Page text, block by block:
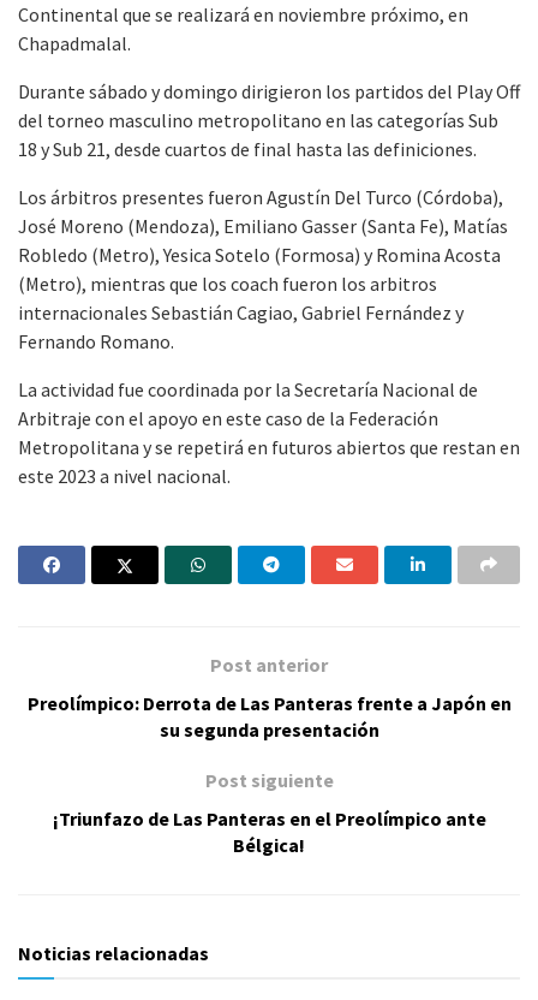
Continental que se realizará en noviembre próximo, en
Chapadmalal.
Durante sábado y domingo dirigieron los partidos del Play Off
del torneo masculino metropolitano en las categorías Sub
18 y Sub 21, desde cuartos de final hasta las definiciones.
Los árbitros presentes fueron Agustín Del Turco (Córdoba),
José Moreno (Mendoza), Emiliano Gasser (Santa Fe), Matías
Robledo (Metro), Yesica Sotelo (Formosa) y Romina Acosta
(Metro), mientras que los coach fueron los arbitros
internacionales Sebastián Cagiao, Gabriel Fernández y
Fernando Romano.
La actividad fue coordinada por la Secretaría Nacional de
Arbitraje con el apoyo en este caso de la Federación
Metropolitana y se repetirá en futuros abiertos que restan en
este 2023 a nivel nacional.
Post anterior
Preolímpico: Derrota de Las Panteras frente a Japón en
su segunda presentación
Post siguiente
¡Triunfazo de Las Panteras en el Preolímpico ante
Bélgica!
Noticias relacionadas